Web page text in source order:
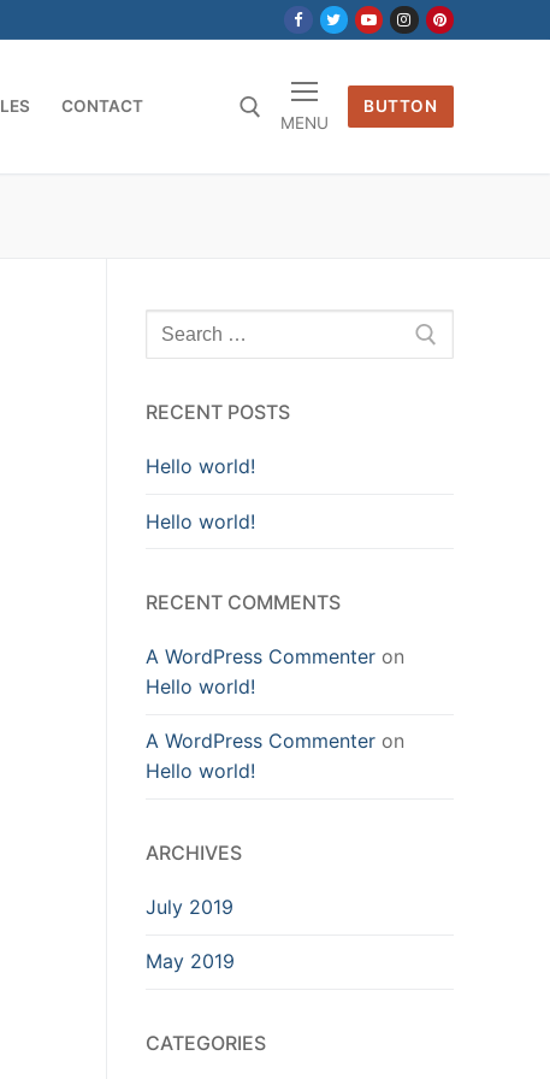
CONTACT
MENU
BUTTON
Search
for:
RECENT POSTS
Hello world!
Hello world!
RECENT COMMENTS
A WordPress Commenter on
Hello world!
A WordPress Commenter on
Hello world!
ARCHIVES
July 2019
May 2019
CATEGORIES